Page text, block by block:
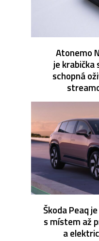
Atonemo
je krabička
schopná
Škoda Peaq
s místem až
a